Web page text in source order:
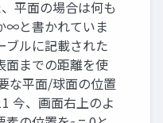
平面の場合は何も
∞と書かれていま
ブルに記載された
面までの距離を使
な平面/球面の位置
今、画面右上のよ